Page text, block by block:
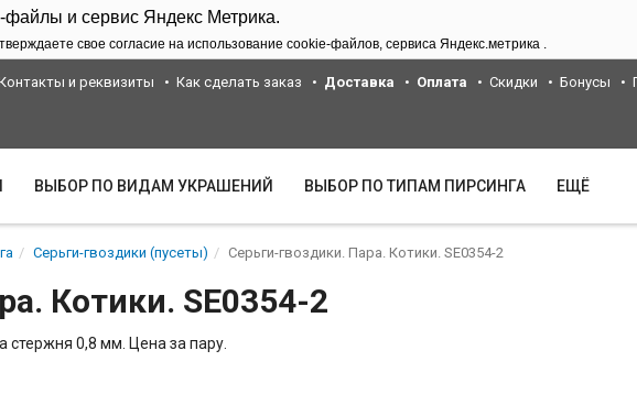
файлы и сервис Яндекс Метрика.
свое согласие на использование cookie-файлов, сервиса Яндекс.метрика .
и реквизиты Как сделать заказ Доставка Оплата Скидки Бонусы
ВЫБОР ПО ВИДАМ УКРАШЕНИЙ ВЫБОР ПО ТИПАМ ПИРСИНГА ЕЩЁ
Серьги-гвоздики (пусеты) Серьги-гвоздики. Пара. Котики. SE0354-2
Котики. SE0354-2
стержня 0,8 мм. Цена за пару.